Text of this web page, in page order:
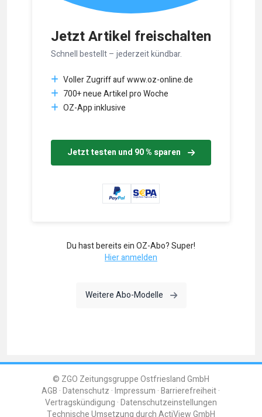
Jetzt Artikel freischalten
Schnell bestellt – jederzeit kündbar.
Voller Zugriff auf www.oz-online.de
700+ neue Artikel pro Woche
OZ-App inklusive
Jetzt testen und 90 % sparen
Du hast bereits ein OZ-Abo? Super!
Hier anmelden
Weitere Abo-Modelle
© ZGO Zeitungsgruppe Ostfriesland GmbH
AGB Datenschutz Impressum Barrierefreiheit
Vertragskündigung Datenschutzeinstellungen
Technische Umsetzung durchActiView GmbH